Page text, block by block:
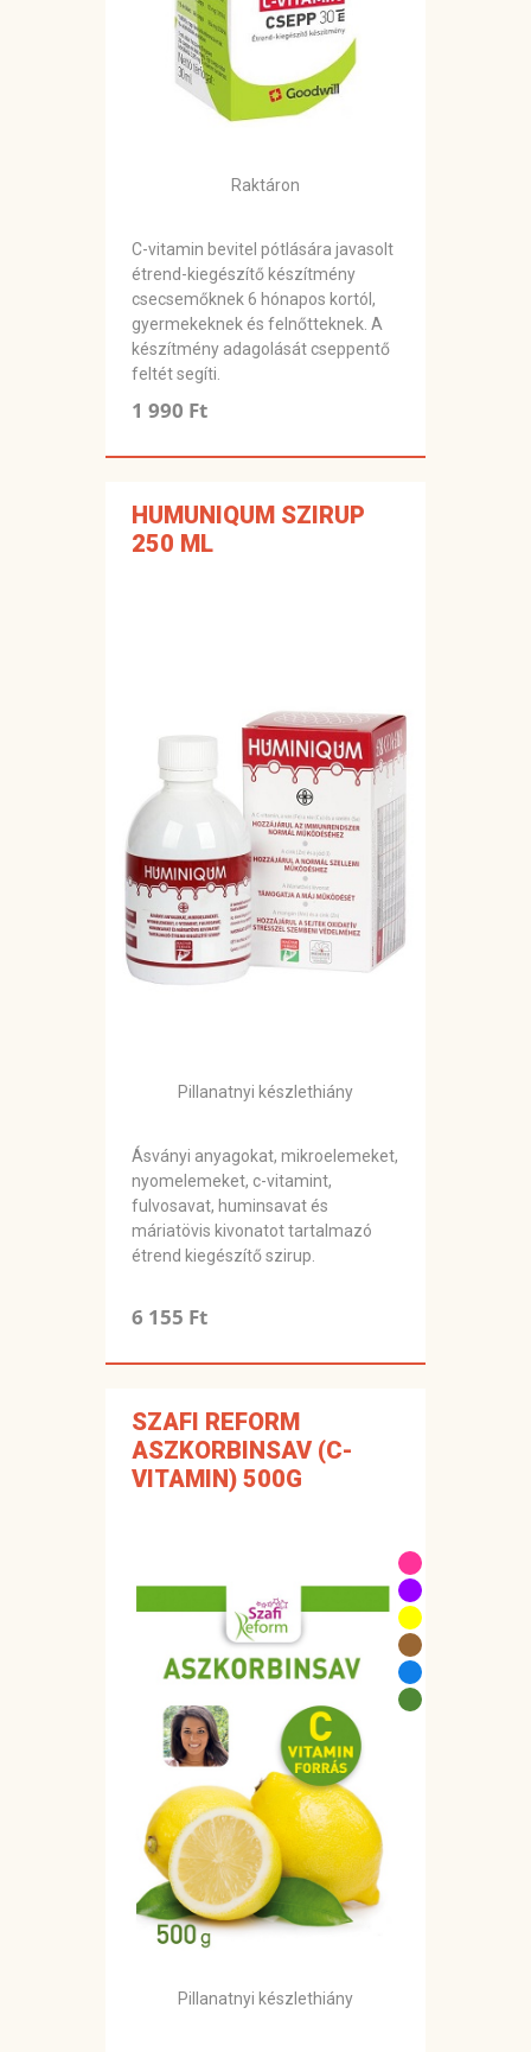
Raktáron
C-vitamin bevitel pótlására javasolt
étrend-kiegészítő készítmény
csecsemőknek 6 hónapos kortól,
gyermekeknek és felnőtteknek. A
készítmény adagolását cseppentő
feltét segíti.
1 990 Ft
HUMUNIQUM SZIRUP
250 ML
Pillanatnyi készlethiány
Ásványi anyagokat, mikroelemeket,
nyomelemeket, c-vitamint,
fulvosavat, huminsavat és
máriatövis kivonatot tartalmazó
étrend kiegészítő szirup.
6 155 Ft
SZAFI REFORM
ASZKORBINSAV (C-
VITAMIN) 500G
Pillanatnyi készlethiány